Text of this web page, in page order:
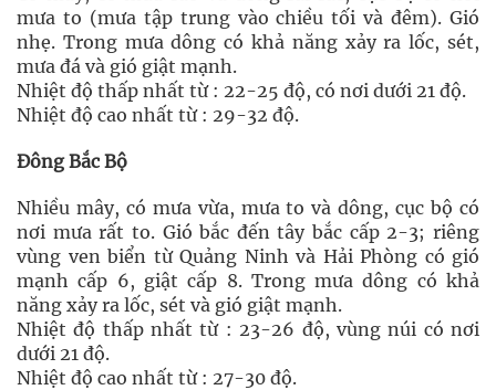
mưa to (mưa tập trung vào chiều tối và đêm). Gió
nhẹ. Trong mưa dông có khả năng xảy ra lốc, sét,
mưa đá và gió giật mạnh.
Nhiệt độ thấp nhất từ : 22-25 độ, có nơi dưới 21 độ.
Nhiệt độ cao nhất từ : 29-32 độ.
Đông Bắc Bộ
Nhiều mây, có mưa vừa, mưa to và dông, cục bộ có
nơi mưa rất to. Gió bắc đến tây bắc cấp 2-3; riêng
vùng ven biển từ Quảng Ninh và Hải Phòng có gió
mạnh cấp 6, giật cấp 8. Trong mưa dông có khả
năng xảy ra lốc, sét và gió giật mạnh.
Nhiệt độ thấp nhất từ : 23-26 độ, vùng núi có nơi
dưới 21 độ.
Nhiệt độ cao nhất từ : 27-30 độ.